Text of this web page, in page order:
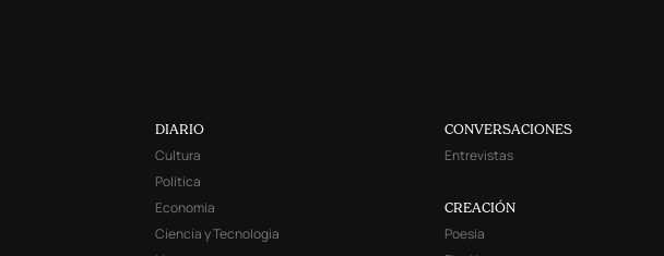
DIARIO
Cultura
Política
Economía
Ciencia y Tecnología
CONVERSACIONES
Entrevistas
CREACIÓN
Poesía